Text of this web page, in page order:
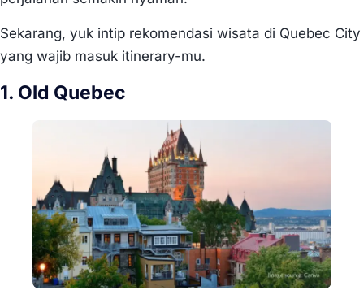
Sekarang, yuk intip rekomendasi wisata di Quebec City
yang wajib masuk itinerary-mu.
1. Old Quebec